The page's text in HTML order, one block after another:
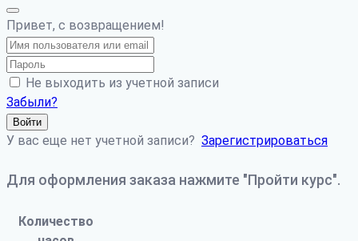
Привет, с возвращением!
Не выходить из учетной записи
Забыли?
Войти
У вас еще нет учетной записи? Зарегистрироваться
Для оформления заказа нажмите "Пройти курс".
Количество